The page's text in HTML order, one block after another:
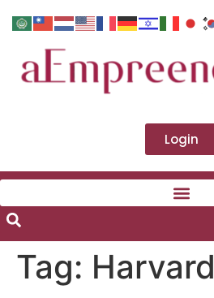
Login
Tag: Harvard